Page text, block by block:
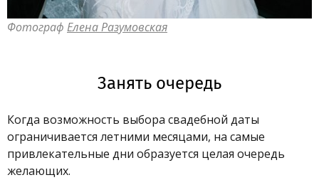
Фотограф Елена Разумовская
Занять очередь
Когда возможность выбора свадебной даты
ограничивается летними месяцами, на самые
привлекательные дни образуется целая очередь
желающих.